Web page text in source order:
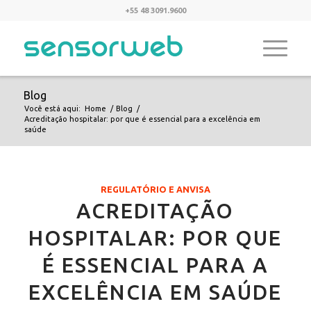
+55 48 3091.9600
Blog
Você está aqui: Home / Blog
/
Acreditação hospitalar: por que é essencial para a excelência em
saúde
REGULATÓRIO E ANVISA
ACREDITAÇÃO
HOSPITALAR: POR QUE
É ESSENCIAL PARA A
EXCELÊNCIA EM SAÚDE